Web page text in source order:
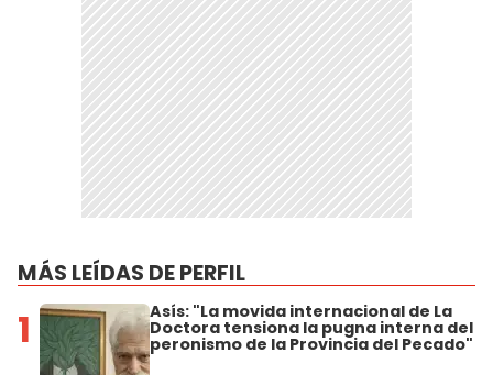
MÁS LEÍDAS DE PERFIL
1 Asís: "La movida internacional de La
Doctora tensiona la pugna interna del
peronismo de la Provincia del Pecado"